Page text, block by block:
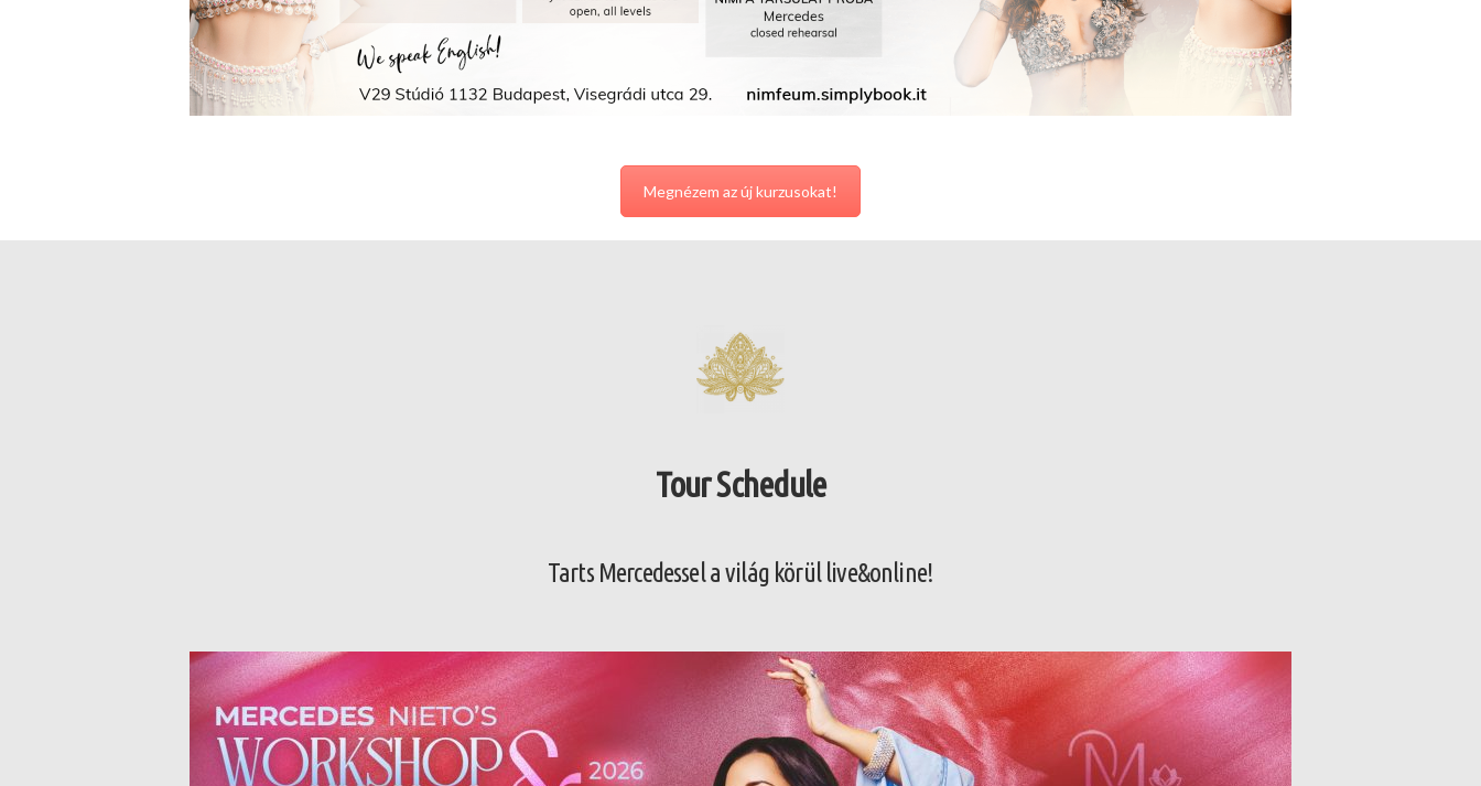
Megnézem az új kurzusokat!
Tour Schedule
Tarts Mercedessel a világ körül live&online!